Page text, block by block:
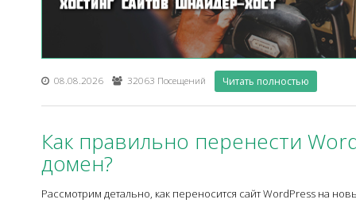
08.08.2026 32063 Посещений Читать полностью
Как правильно перенести
домен?
Рассмотрим детально, как переносится сайт WordPress на